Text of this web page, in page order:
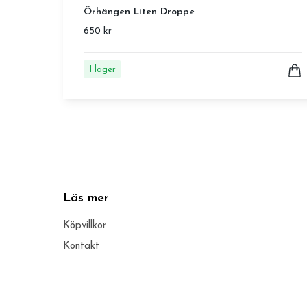
Örhängen Liten Droppe
650 kr
I lager
Läs mer
Köpvillkor
Kontakt